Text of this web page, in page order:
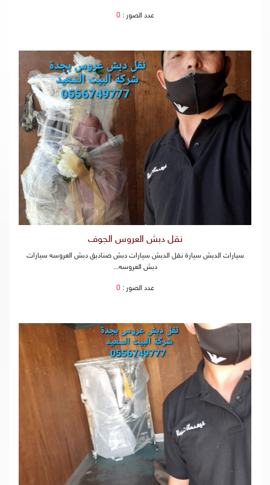
عدد الصور :0
نقل دبش العروس الجوف
سيارات الدبش سيارة نقل الدبش سيارات دبش صناديق دبش العروسه سيارات
دبش العروسه...
عدد الصور :0